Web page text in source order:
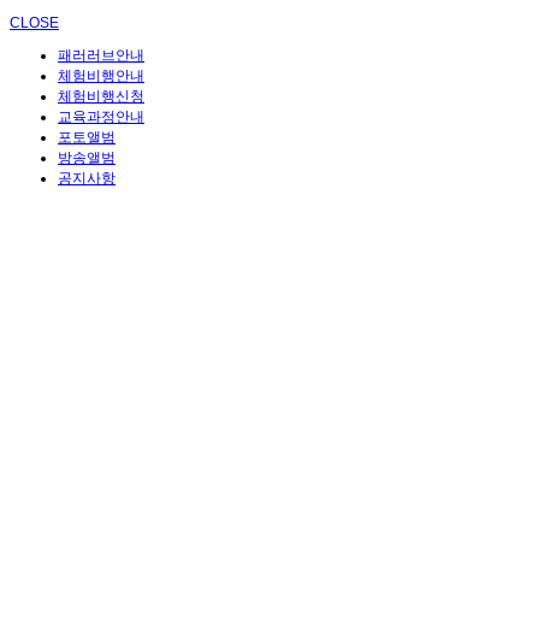
CLOSE
패러러브안내
체험비행안내
체험비행신청
교육과정안내
포토앨범
방송앨범
공지사항